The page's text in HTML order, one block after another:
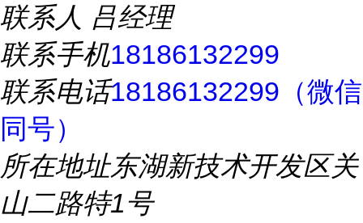
联系人 吕经理
联系手机18186132299
联系电话18186132299（微信
同号）
所在地址东湖新技术开发区关
山二路特1号